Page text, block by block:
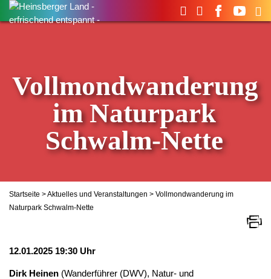
Suchen
nach:
Vollmondwanderung
im Naturpark
Schwalm-Nette
Startseite >Aktuelles und Veranstaltungen > Vollmondwanderung im
Naturpark Schwalm-Nette
12.01.2025 19:30 Uhr
Dirk Heinen (Wanderführer (DWV), Natur- und